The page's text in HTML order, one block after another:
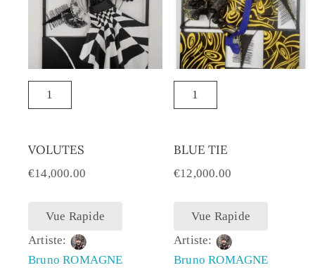
VOLUTES
€14,000.00
Vue Rapide
Artiste:
Bruno ROMAGNE
BLUE TIE
€12,000.00
Vue Rapide
Artiste:
Bruno ROMAGNE